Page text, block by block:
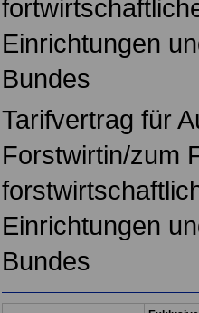
Einrichtungen
Bundes
Tarifvertrag für
Forstwirtin/zum
Einrichtungen
Bundes